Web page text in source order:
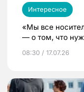
Интересное
«Мы все
— о том, что
08:30 / 17.07.26